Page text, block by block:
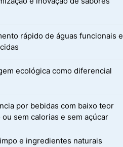
rápido de águas funcionais e
ecológica como diferencial
por bebidas com baixo teor
sem calorias e sem açúcar
e ingredientes naturais